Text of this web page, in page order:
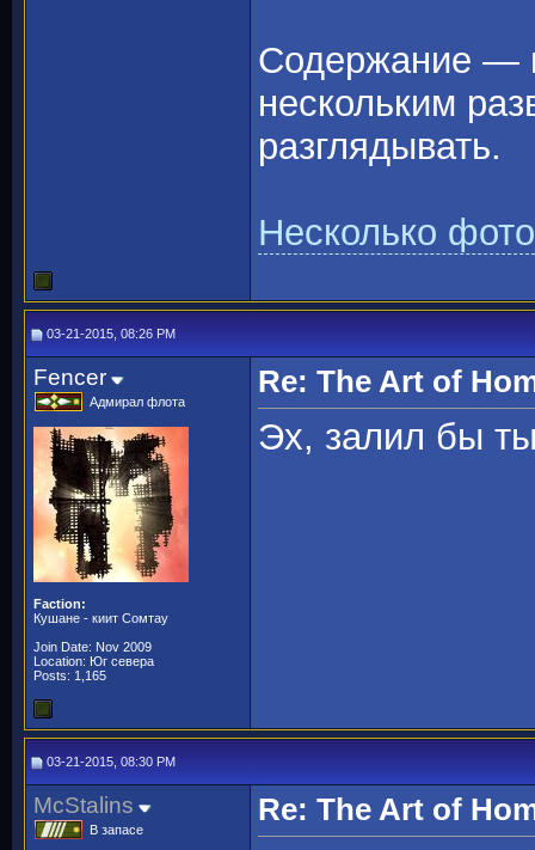
Содержание —
нескольким
разглядывать.
Несколько фото
03-21-2015, 08:26 PM
Fencer
Адмирал флота
Faction:
Кушане - киит Сомтау
Join Date: Nov 2009
Location: Юг севера
Posts: 1,165
Re: The Art of
Эх, залил бы
03-21-2015, 08:30 PM
McStalins
В запасе
Re: The Art of